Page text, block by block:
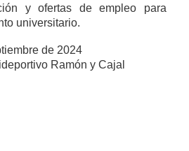
y ofertas de empleo para
universitario.
de 2024
Ramón y Cajal